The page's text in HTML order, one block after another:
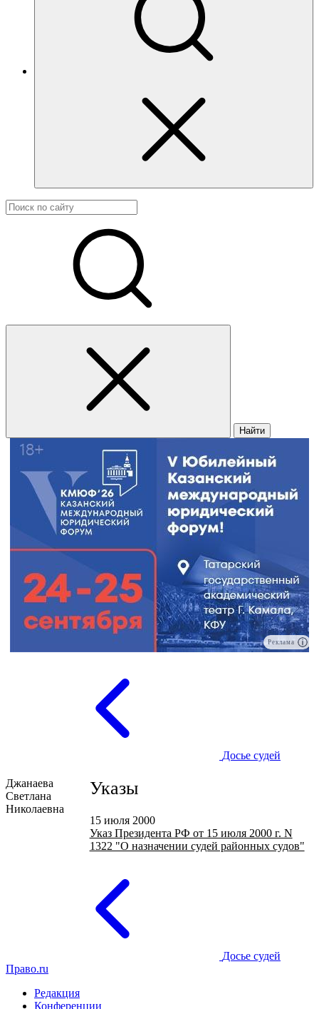
Найти
Реклама
Досье судей
Джанаева
Светлана
Николаевна
Указы
15 июля 2000
Указ Президента РФ от 15 июля 2000 г. N
1322 "О назначении судей районных судов"
Досье судей
Право.ru
Редакция
Конференции